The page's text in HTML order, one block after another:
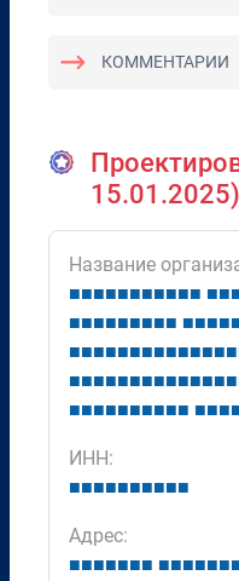
КОММЕНТАРИИ
15.01.2025)
Название
■■■■■■■■■■■ ■■
■■■■■■■■■ ■■■■
■■■■■■■■■■■■■■
■■■■■■■■■■■■■■
■■■■■■■■■■ ■■■
ИНН:
■■■■■■■■■■
Адрес:
■■■■■■■ ■■■■■■